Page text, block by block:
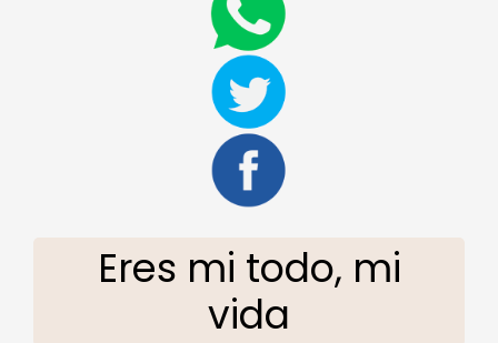
Eres mi todo, mi
vida